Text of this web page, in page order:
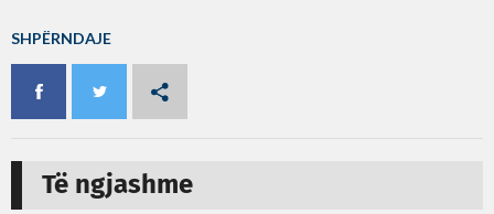
SHPËRNDAJE
Të ngjashme